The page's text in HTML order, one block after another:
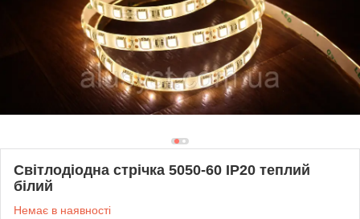
Світлодіодна стрічка 5050-60 IP20 теплий
білий
Немає в наявності